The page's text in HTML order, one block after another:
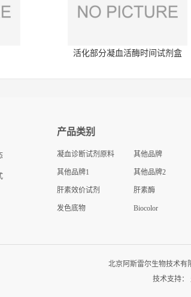
活化部分凝血活酶时间试剂盒
产品类别
凝血诊断试剂原料 其他品牌
其他品牌1 其他品牌2
肝素效价试剂 肝素酶
发色底物 Biocolor
北京阿斯雷尔生物技术有
技术支持：